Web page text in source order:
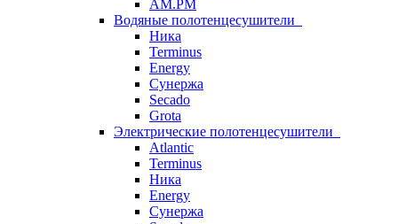
AM.PM
Водяные полотенцесушители
Ника
Terminus
Energy
Сунержа
Secado
Grota
Электрические полотенцесушители
Atlantic
Terminus
Ника
Energy
Сунержа